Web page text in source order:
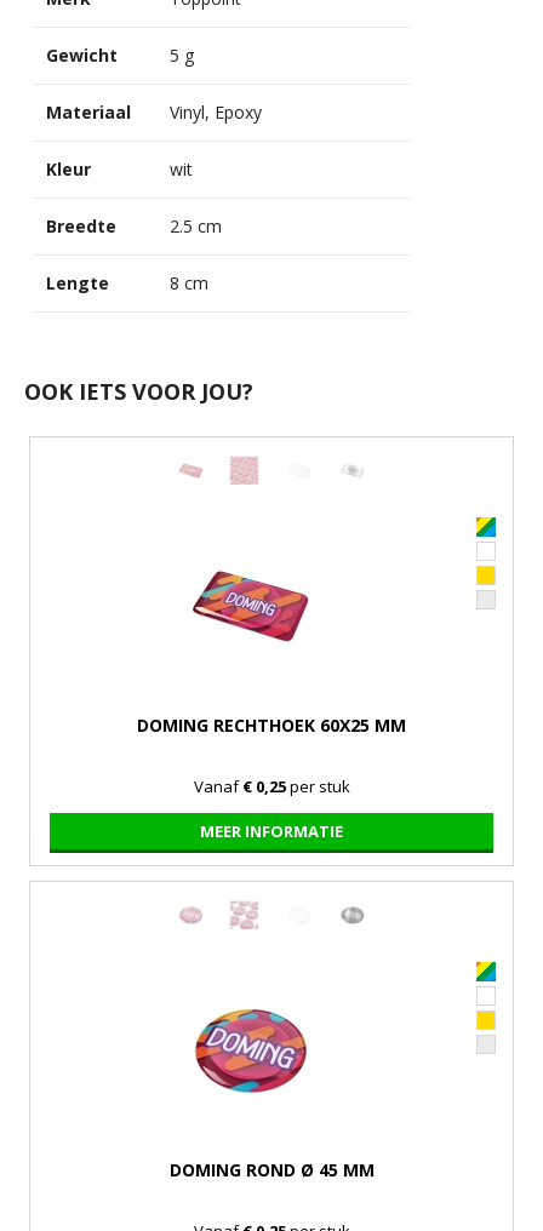
Gewicht 5 g
Materiaal Vinyl, Epoxy
Kleur wit
Breedte 2.5 cm
Lengte 8 cm
OOK IETS VOOR JOU?
DOMING RECHTHOEK 60X25 MM
Vanaf€ 0,25per stuk
MEER INFORMATIE
DOMING ROND Ø 45 MM